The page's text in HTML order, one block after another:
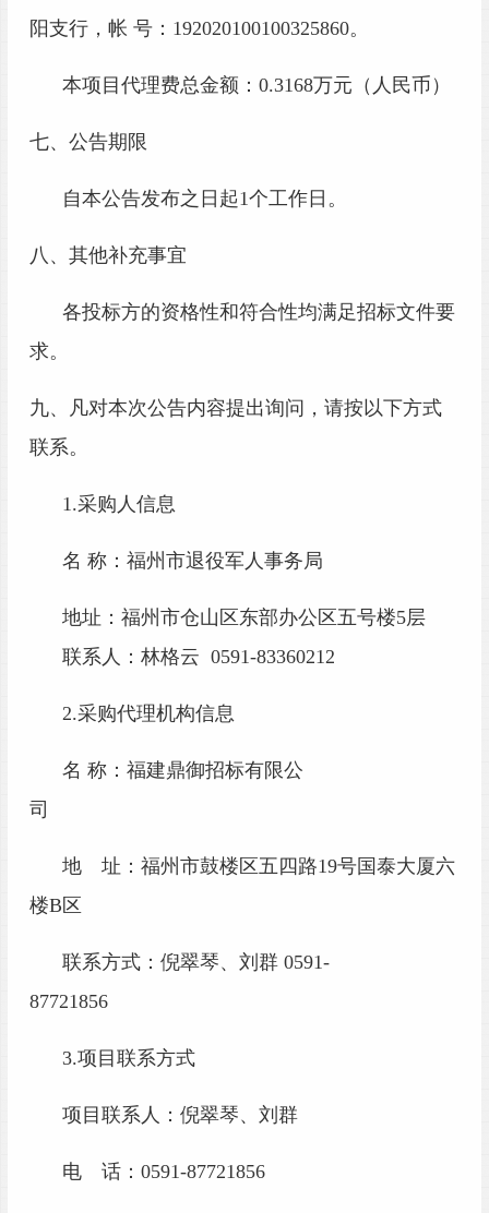
阳支行 ，帐 号： 192020100100325860。
本项目代理费总金额： 0.3168万元 （人民币）
七、公告期限
自本公告发布之日起1个工作日。
八、其他补充事宜
各投标方的资格性和符合性均满足招标文件要
求。
九、凡对本次公告内容提出询问，请按以下方式
联系。
1.采购人信息
名 称： 福州市退役军人事务局
地址： 福州市仓山区东部办公区五号楼5层
联系人： 林格云 0591-83360212
2.采购代理机构信息
名 称：福建鼎御招标有限公
司
地 址： 福州市鼓楼区五四路19号国泰大厦六
楼B区
联系方式： 倪翠琴、刘群 0591-
87721856
3.项目联系方式
项目联系人： 倪翠琴、刘群
电 话： 0591-87721856